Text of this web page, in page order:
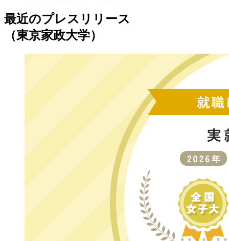
最近のプレスリリース
（東京家政大学）